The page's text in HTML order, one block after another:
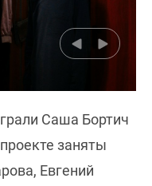
Саша Бортич
заняты
Евгений